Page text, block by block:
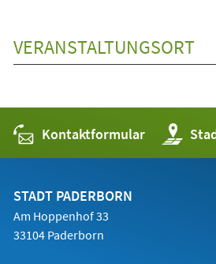
VERANSTALTUNGSORT
Kontaktformular (Öffnet
in
einem
STADT PADERBORN
Am Hoppenhof 33
33104 Paderborn